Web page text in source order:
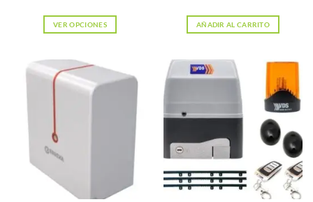
VER OPCIONES
producto
tiene
múltiples
AÑADIR AL CARRITO